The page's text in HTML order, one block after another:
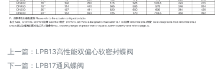
上一篇： LPB13高性能双偏心软密封蝶阀
下一篇： LPB17通风蝶阀